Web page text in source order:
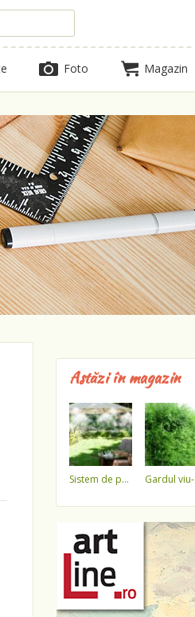
Foto Magazin
Astăzi în magazin
sistem de pulverizare a apei gardul viu-minune!